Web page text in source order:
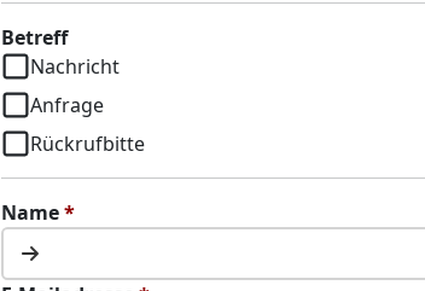
Betreff
Nachricht
Anfrage
Rückrufbitte
Name*